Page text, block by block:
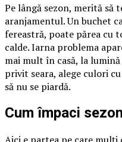
Pe lângă sezon, merită să
aranjamentul. Un buchet
fereastră, poate părea cu
calde. Iarna problema
mai mult în casă, la
privit seara, alege culori
să nu se piardă.
Cum împaci